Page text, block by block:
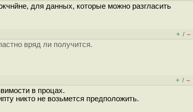
для данных, которые можно разгласить
+ / –
вряд ли получится.
+ / –
в процах.
никто не возьмется предположить.